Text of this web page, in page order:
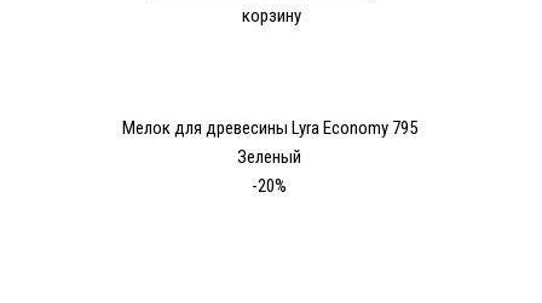
корзину
Мелок для древесины Lyra Economy 795
Зеленый
-20%